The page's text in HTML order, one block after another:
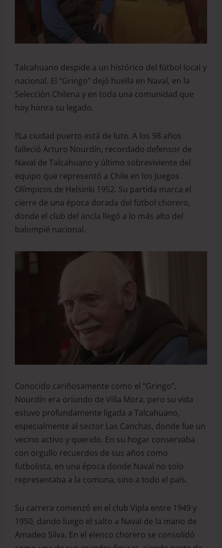
Talcahuano despide a un histórico del fútbol local y
nacional. El “Gringo” dejó huella en Naval, en la
Selección Chilena y en toda una comunidad que
hoy honra su legado.
‼️La ciudad puerto está de luto. A los 98 años
falleció Arturo Nourdín, recordado defensor de
Naval de Talcahuano y último sobreviviente del
equipo que representó a Chile en los Juegos
Olímpicos de Helsinki 1952. Su partida marca el
cierre de una época dorada del fútbol chorero,
donde el club del ancla llegó a lo más alto del
balompié nacional.
Conocido cariñosamente como el “Gringo”,
Nourdín era oriundo de Villa Mora, pero su vida
estuvo profundamente ligada a Talcahuano,
especialmente al sector Las Canchas, donde fue un
vecino activo y querido. En su hogar conservaba
con orgullo recuerdos de sus años como
futbolista, en una época donde Naval no solo
representaba a la comuna, sino a todo el país.
Su carrera comenzó en el club Vipla entre 1949 y
1950, dando luego el salto a Naval de la mano de
Amadeo Silva. En el elenco chorero se consolidó